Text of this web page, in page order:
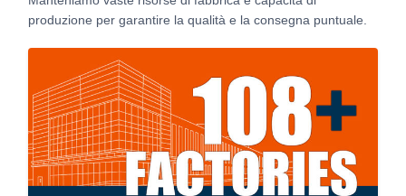
produzione per garantire la qualità e la consegna puntuale.